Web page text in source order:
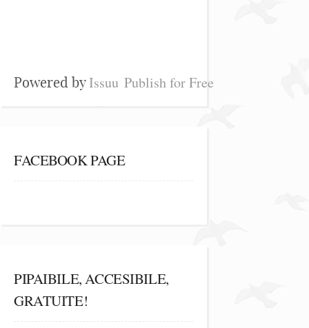
Powered byIssuu Publish for Free
FACEBOOK PAGE
PIPAIBILE, ACCESIBILE,
GRATUITE!